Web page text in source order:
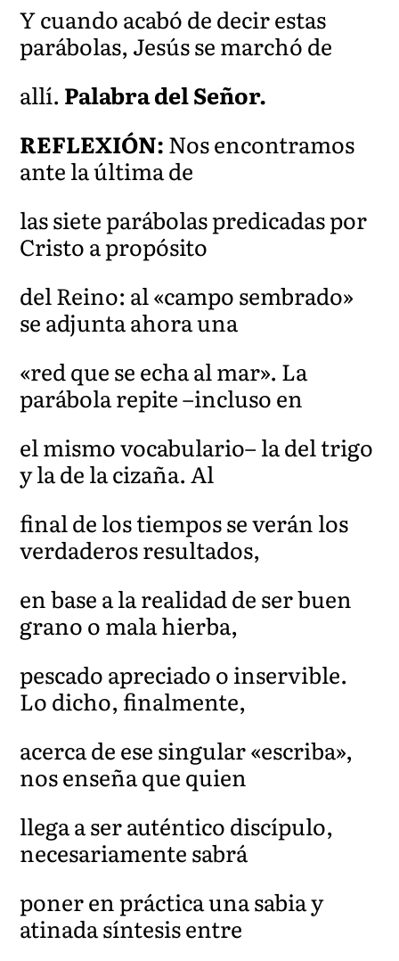
Y cuando acabó de decir estas
parábolas, Jesús se marchó de
allí. Palabra del Señor.
REFLEXIÓN:Nos encontramos
ante la última de
las siete parábolas predicadas por
Cristo a propósito
del Reino: al «campo sembrado»
se adjunta ahora una
«red que se echa al mar». La
parábola repite –incluso en
el mismo vocabulario– la del trigo
y la de la cizaña. Al
final de los tiempos se verán los
verdaderos resultados,
en base a la realidad de ser buen
grano o mala hierba,
pescado apreciado o inservible.
Lo dicho, finalmente,
acerca de ese singular «escriba»,
nos enseña que quien
llega a ser auténtico discípulo,
necesariamente sabrá
poner en práctica una sabia y
atinada síntesis entre